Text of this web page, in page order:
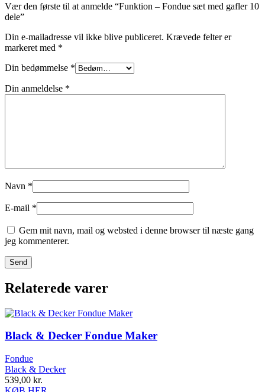
Vær den første til at anmelde “Funktion – Fondue sæt med gafler 10
dele”
Din e-mailadresse vil ikke blive publiceret. Krævede felter er
markeret med *
Din bedømmelse *
Din anmeldelse *
Navn *
E-mail *
Gem mit navn, mail og websted i denne browser til næste gang
jeg kommenterer.
Relaterede varer
Black & Decker Fondue Maker
Fondue
Black & Decker
539,00 kr.